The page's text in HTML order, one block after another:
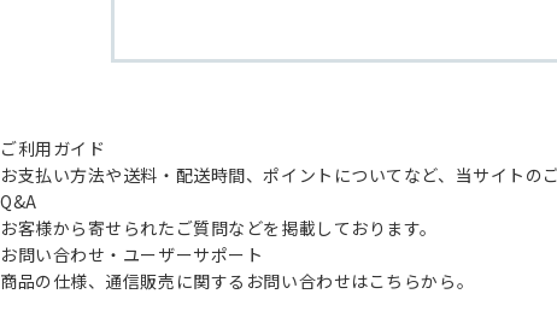
ご利用ガイド
お支払い方法や送料・配送時間、ポイントについてなど、当サイトの
Q&A
お客様から寄せられたご質問などを掲載しております。
お問い合わせ・ユーザーサポート
商品の仕様、通信販売に関するお問い合わせはこちらから。